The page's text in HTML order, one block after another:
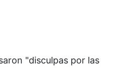
"disculpas por las